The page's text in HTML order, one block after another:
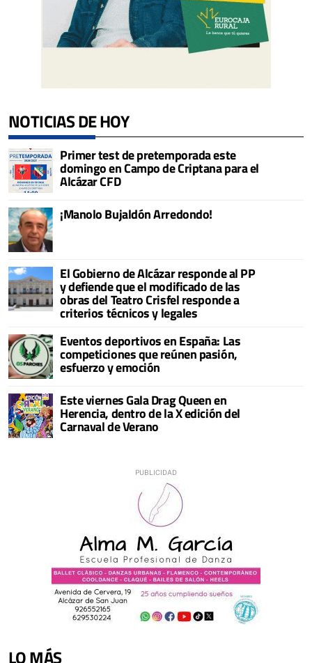
NOTICIAS DE HOY
Primer test de pretemporada este
domingo en Campo de Criptana para el
Alcázar CFD
¡Manolo Bujaldón Arredondo!
El Gobierno de Alcázar responde al PP
y defiende que el modificado de las
obras del Teatro Crisfel responde a
criterios técnicos y legales
Eventos deportivos en España: Las
competiciones que reúnen pasión,
esfuerzo y emoción
Este viernes Gala Drag Queen en
Herencia, dentro de la X edición del
Carnaval de Verano
LO MÁS